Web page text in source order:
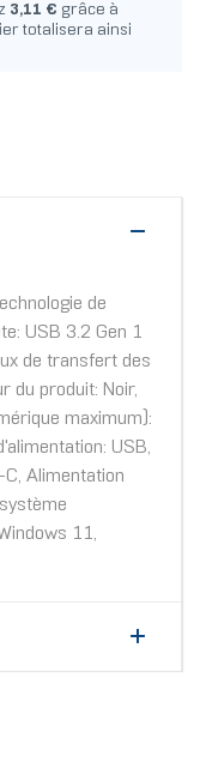
3,11 € grâce à
totalisera ainsi
de
USB 3.2 Gen 1
de transfert des
du produit: Noir,
maximum):
USB,
Alimentation
11,